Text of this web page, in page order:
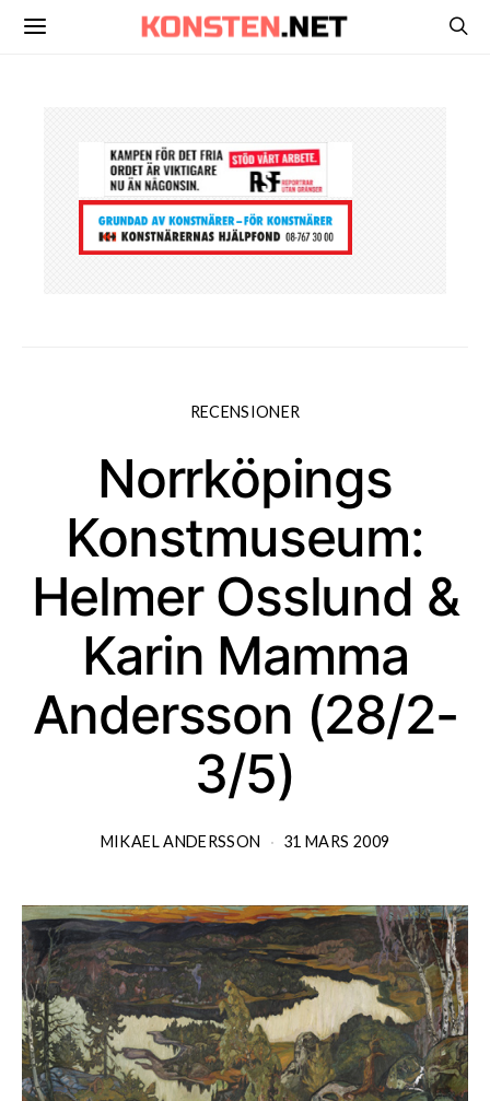
RECENSIONER
Norrköpings
Konstmuseum:
Helmer Osslund &
Karin Mamma
Andersson (28/2-
3/5)
MIKAEL ANDERSSON 31 MARS 2009